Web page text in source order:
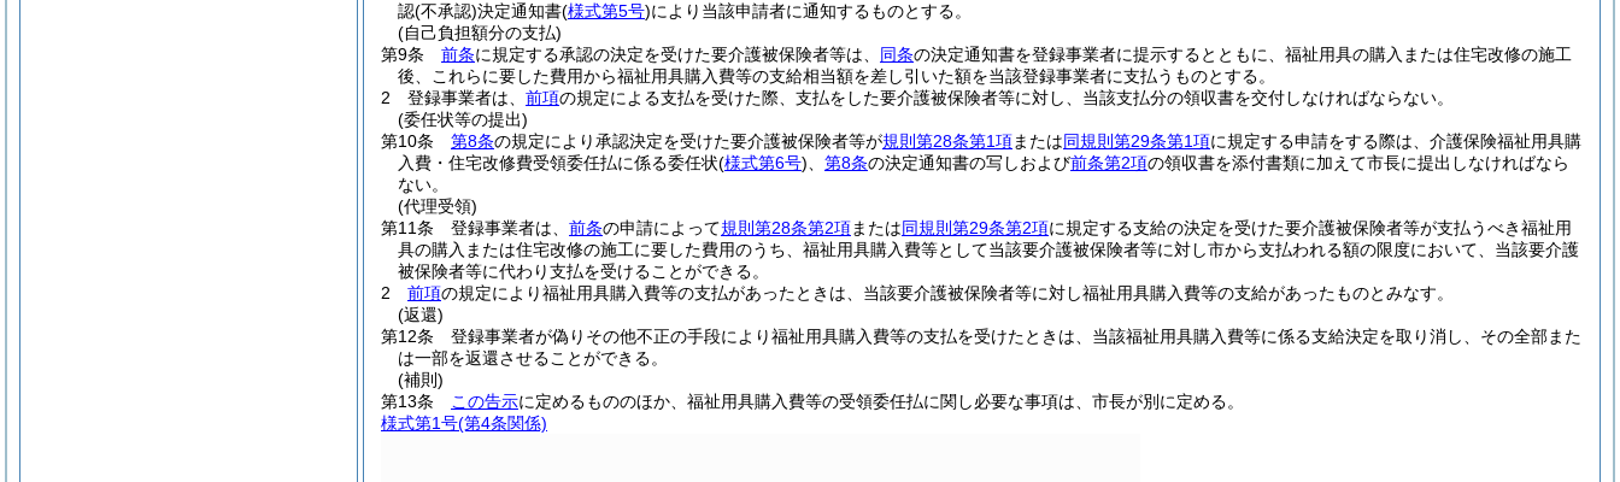
認(不承認)決定通知書(様式第5号)により当該申請者に通知するものとする。
(自己負担額分の支払)
第9条
前条に規定する承認の決定を受けた要介護被保険者等は、 同条の決定通知書を登録事業者に提示するとともに、福祉用具の購入または住宅改修の施工
後、これらに要した費用から福祉用具購入費等の支給相当額を差し引いた額を当該登録事業者に支払うものとする。
2
登録事業者は、 前項の規定による支払を受けた際、支払をした要介護被保険者等に対し、当該支払分の領収書を交付しなければならない。
(委任状等の提出)
第10条
第8条の規定により承認決定を受けた要介護被保険者等が規則第28条第1項または同規則第29条第1項に規定する申請をする際は、介護保険福祉用具購
入費・住宅改修費受領委任払に係る委任状(様式第6号) 第8条の決定通知書の写しおよび前条第2項の領収書を添付書類に加えて市長に提出しなければなら
ない。
(代理受領)
第11条
登録事業者は、 前条の申請によって規則第28条第2項または同規則第29条第2項に規定する支給の決定を受けた要介護被保険者等が支払うべき福祉用
具の購入または住宅改修の施工に要した費用のうち、福祉用具購入費等として当該要介護被保険者等に対し市から支払われる額の限度において、当該要介護
被保険者等に代わり支払を受けることができる。
2
前項の規定により福祉用具購入費等の支払があったときは、当該要介護被保険者等に対し福祉用具購入費等の支給があったものとみなす。
(返還)
第12条
登録事業者が偽りその他不正の手段により福祉用具購入費等の支払を受けたときは、当該福祉用具購入費等に係る支給決定を取り消し、その全部また
は一部を返還させることができる。
(補則)
第13条
この告示に定めるもののほか、福祉用具購入費等の受領委任払に関し必要な事項は、市長が別に定める。
様式第1号(第4条関係)